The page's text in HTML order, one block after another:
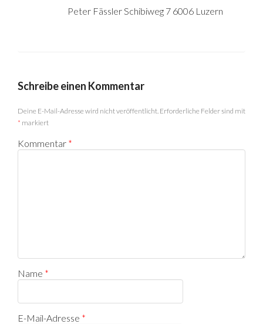
Peter Fässler Schibiweg 7 6006 Luzern
Schreibe einen Kommentar
Deine E-Mail-Adresse wird nicht veröffentlicht. Erforderliche Felder sind mit
* markiert
Kommentar *
Name *
E-Mail-Adresse *